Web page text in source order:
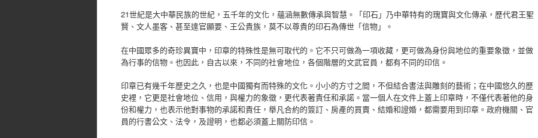
21世紀是大中華民族的世紀，五千年的文化，蘊涵無數傳承與智慧。「印石」乃中華特有的瑰寶與文化傳承，歷代君王聖
賢、文人墨客、甚至達官顯要、王公貴族，莫不以尊貴的印石為傳世「信物」。
在中國眾多的奇珍異寶中，印章的特殊性是無可取代的。它不只可做為一項收藏，更可做為身份與地位的重要象徵，並做
為行事的信物。也因此，自古以來，不同的社會地位，各個階層的文武官員，都有不同的印信。
印章已有幾千年歷史之久，也是中國獨有而特殊的文化。小小的方寸之間，不但結合書法與雕刻的藝術；在中國悠久的歷
史裡，它更是社會地位、信用，與權力的象徵，更代表著責任和承諾。當一個人在文件上蓋上印章時，不僅代表著他的身
份和權力，也表示他對事物的承諾和責任，舉凡合約的簽訂、房產的買賣、結婚和證婚，都需要用到印章。政府機關、官
員的行書公文、法令，及證明，也都必須蓋上關防印信。